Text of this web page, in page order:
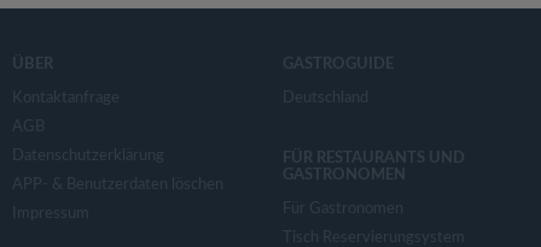
ÜBER
Kontaktanfrage
AGB
Datenschutzerklärung
APP- & Benutzerdaten löschen
Impressum
GASTROGUIDE
Deutschland
FÜR RESTAURANTS UND
GASTRONOMEN
Für Gastronomen
Tisch Reservierungsystem